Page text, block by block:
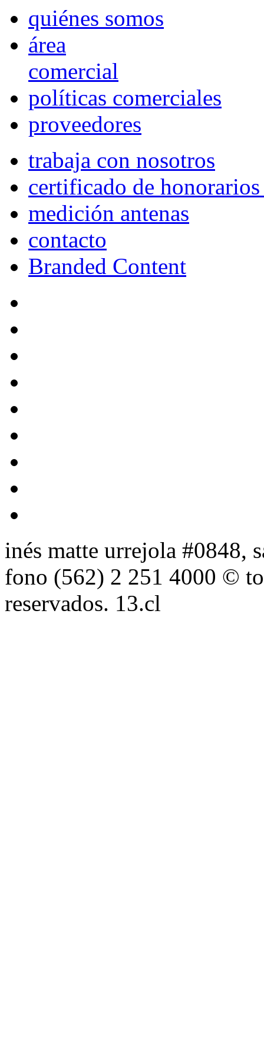
quiénes somos
área
comercial
políticas comerciales
proveedores
trabaja con nosotros
certificado de
medición antenas
contacto
Branded Content
inés matte urrejola #0848,
fono (562) 2 251 4000 ©
reservados. 13.cl